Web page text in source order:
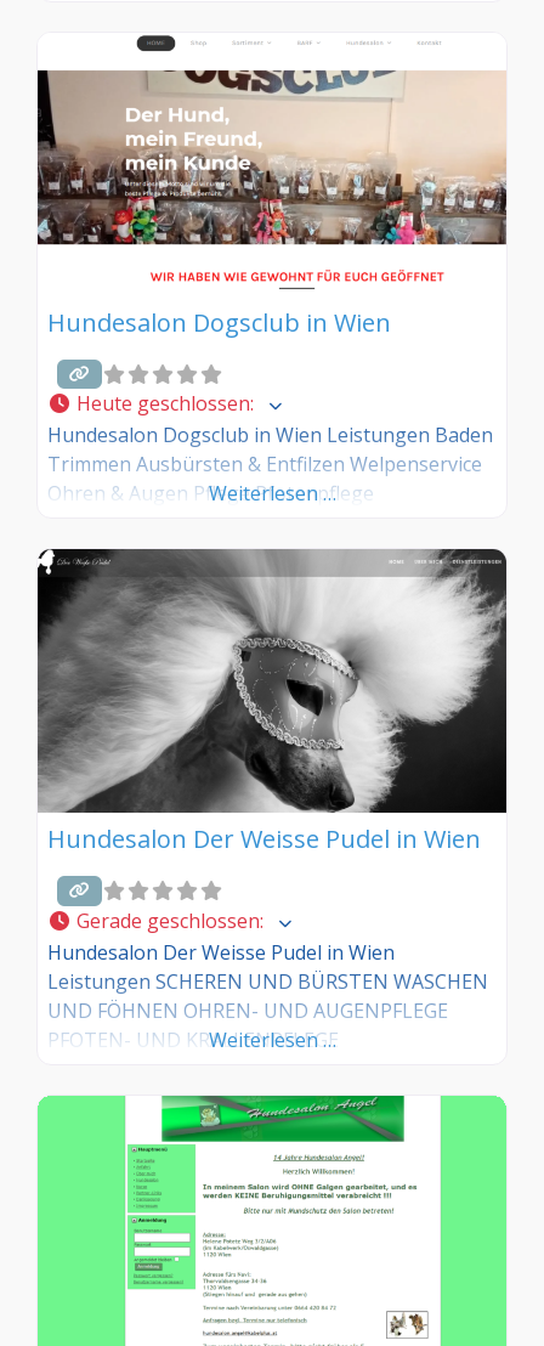
Hundesalon Dogsclub in Wien
Heute geschlossen:
Hundesalon Dogsclub in Wien Leistungen Baden
Trimmen Ausbürsten & Entfilzen Welpenservice
Ohren & Augen Pflege Pfotenpflege
Weiterlesen …
Hundesalon Der Weisse Pudel in Wien
Gerade geschlossen:
Hundesalon Der Weisse Pudel in Wien
Leistungen SCHEREN UND BÜRSTEN WASCHEN
UND FÖHNEN OHREN- UND AUGENPFLEGE
PFOTEN- UND KRALLENPFLEGE
Weiterlesen …